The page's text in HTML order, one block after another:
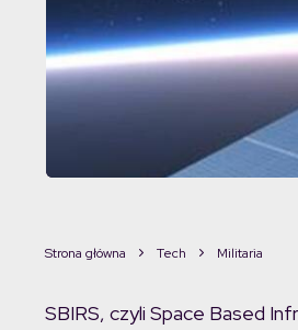
Strona główna Tech Militaria
SBIRS, czyli Space Based